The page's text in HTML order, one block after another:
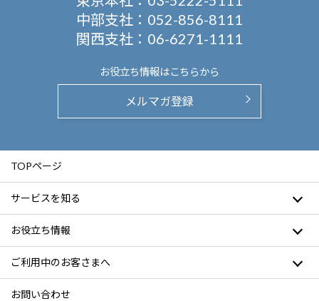
中部支社： 052-856-8111
関西支社： 06-6271-1111
お役立ち情報はこちらから
メルマガ登録
TOPページ
サービスを知る
お役立ち情報
ご利用中のお客さまへ
お問い合わせ